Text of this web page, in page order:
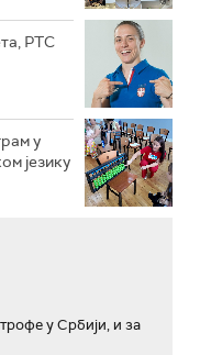
РТС
у
језику
у Србији, и за